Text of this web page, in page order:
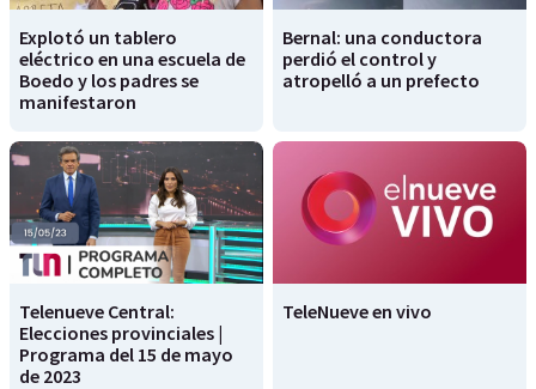
Explotó un tablero
eléctrico en una escuela de
Boedo y los padres se
manifestaron
Bernal: una conductora
perdió el control y
atropelló a un prefecto
Telenueve Central:
Elecciones provinciales |
Programa del 15 de mayo
de 2023
TeleNueve en vivo